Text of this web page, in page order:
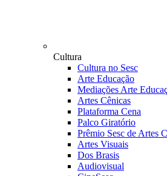
Cultura
Cultura no Sesc
Arte Educação
Mediações Arte
Artes Cênicas
Plataforma Cena
Palco Giratório
Prêmio Sesc de Artes
Artes Visuais
Dos Brasis
Audiovisual